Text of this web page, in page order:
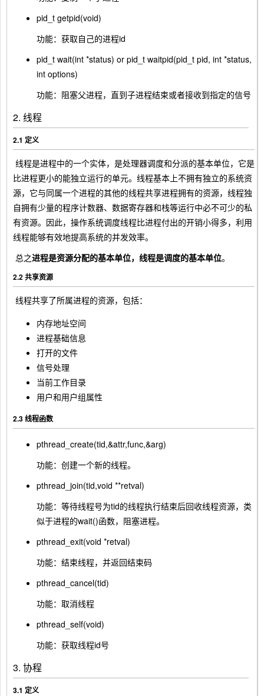
pid_t getpid(void)
功能：获取自己的进程id
pid_t wait(int *status) or pid_t waitpid(pid_t pid, int *status,
int options)
功能：阻塞父进程，直到子进程结束或者接收到指定的信号
2. 线程
2.1 定义
​ 线程是进程中的一个实体，是处理器调度和分派的基本单位，它是
比进程更小的能独立运行的单元。线程基本上不拥有独立的系统资
源，它与同属一个进程的其他的线程共享进程拥有的资源，线程独
自拥有少量的程序计数器、数据寄存器和栈等运行中必不可少的私
有资源。因此，操作系统调度线程比进程付出的开销小得多，利用
线程能够有效地提高系统的并发效率。
​ 总之进程是资源分配的基本单位，线程是调度的基本单位。
2.2 共享资源
​ 线程共享了所属进程的资源，包括：
内存地址空间
进程基础信息
打开的文件
信号处理
当前工作目录
用户和用户组属性
2.3 线程函数
pthread_create(tid,&attr,func,&arg)
功能：创建一个新的线程。
pthread_join(tid,void **retval)
功能：等待线程号为tid的线程执行结束后回收线程资源，类
似于进程的wait()函数，阻塞进程。
pthread_exit(void *retval)
功能：结束线程，并返回结束码
pthread_cancel(tid)
功能：取消线程
pthread_self(void)
功能：获取线程id号
3. 协程
3.1 定义